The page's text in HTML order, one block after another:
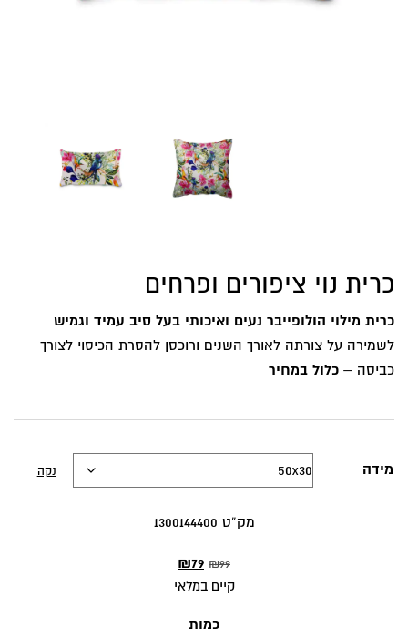
כרית נוי ציפורים ופרחים
כרית מילוי הולופייבר נעים ואיכותי בעל סיב עמיד וגמיש
לשמירה על צורתה לאורך השנים ורוכסן להסרת הכיסוי לצורך
כביסה – כלול במחיר
מידה נקה
מק”ט 1300144400
₪99
המחיר
המקורי
₪79
הנוכחיקיים במלאי
כמות